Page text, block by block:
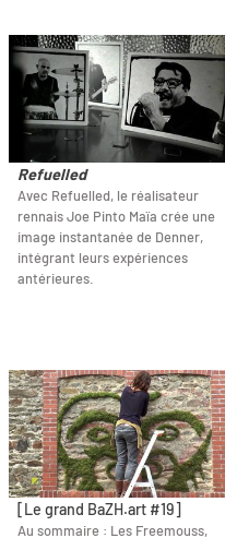
Refuelled
Avec Refuelled, le réalisateur
rennais Joe Pinto Maïa crée une
image instantanée de Denner,
intégrant leurs expériences
antérieures.
[Le grand BaZH.art #19]
Au sommaire : Les Freemouss,